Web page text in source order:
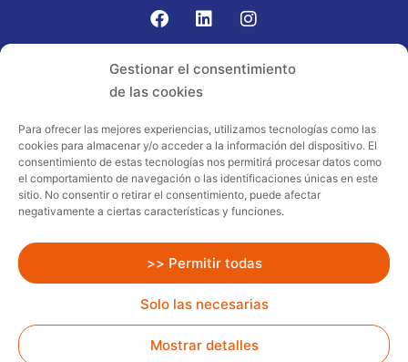
Gestionar el consentimiento
de las cookies
Para ofrecer las mejores experiencias, utilizamos tecnologías como las
cookies para almacenar y/o acceder a la información del dispositivo. El
consentimiento de estas tecnologías nos permitirá procesar datos como
el comportamiento de navegación o las identificaciones únicas en este
sitio. No consentir o retirar el consentimiento, puede afectar
negativamente a ciertas características y funciones.
>> Permitir todas
Solo las necesarias
Mostrar detalles
Proyecto acogido al programa de
incentivos ligados al autoconsumo y
almacenamiento, con fuentes de energía
renovables, así como a la implantación
sector residencial en el marco del Plan
de Recuperación, Transformación y
Resiliencia, financiado por la Unión
Europea – NextGenerationEU